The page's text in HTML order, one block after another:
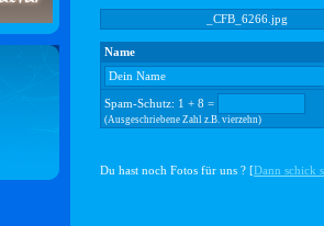
_CFB_6266.jpg
Name
Spam-Schutz: 1 + 8 =
(Ausgeschriebene Zahl z.B. vierzehn)
Du hast noch Fotos für uns ? [Dann schick